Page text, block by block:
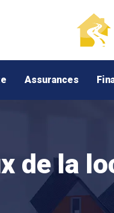
Assurances
de la